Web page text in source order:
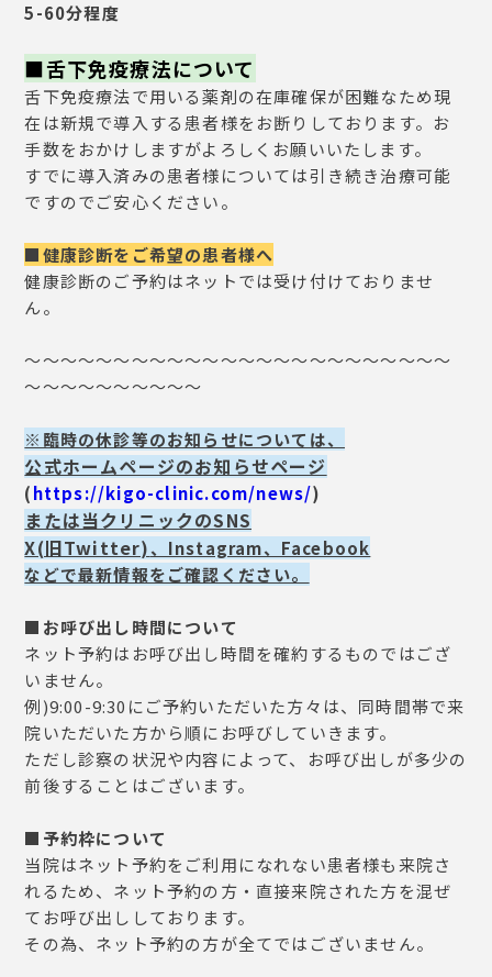
5-60分程度
■舌下免疫療法について
舌下免疫療法で用いる薬剤の在庫確保が困難なため現
在は新規で導入する患者様をお断りしております。お
手数をおかけしますがよろしくお願いいたします。
すでに導入済みの患者様については引き続き治療可能
ですのでご安心ください。
■健康診断をご希望の患者様へ
健康診断のご予約はネットでは受け付けておりませ
ん。
～～～～～～～～～～～～～～～～～～～～～～～～
～～～～～～～～～～
※臨時の休診等のお知らせについては、
公式ホームページのお知らせページ
(https://kigo-clinic.com/news/)
または当クリニックのSNS
X(旧Twitter)、Instagram、Facebook
などで最新情報をご確認ください。
■お呼び出し時間について
ネット予約はお呼び出し時間を確約するものではござ
いません。
例)9:00-9:30にご予約いただいた方々は、同時間帯で来
院いただいた方から順にお呼びしていきます。
ただし診察の状況や内容によって、お呼び出しが多少の
前後することはございます。
■予約枠について
当院はネット予約をご利用になれない患者様も来院さ
れるため、ネット予約の方・直接来院された方を混ぜ
てお呼び出ししております。
その為、ネット予約の方が全てではございません。